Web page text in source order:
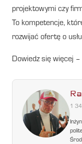
projektowymi czy
To kompetencje,
rozwijać ofertę o
Dowiedz się więcej
1